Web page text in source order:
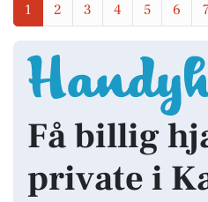
1 2 3 4 5 6
Få billig
private i